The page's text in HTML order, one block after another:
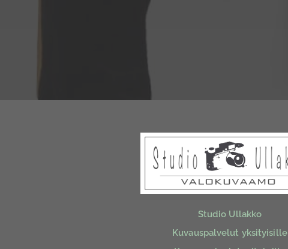
Studio Ullakko
Kuvauspalvelut yksityisille